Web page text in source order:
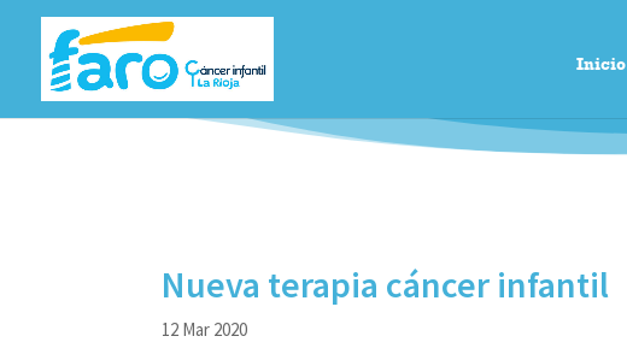
Inicio
Nueva terapia cáncer infantil
12 Mar 2020